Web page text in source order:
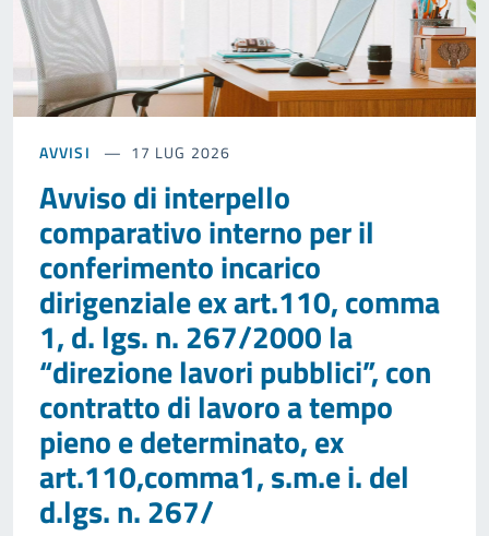
AVVISI 17 LUG 2026
Avviso di interpello
comparativo interno per il
conferimento incarico
dirigenziale ex art.110, comma
1, d. lgs. n. 267/2000 la
“direzione lavori pubblici”, con
contratto di lavoro a tempo
pieno e determinato, ex
art.110,comma1, s.m.e i. del
d.lgs. n. 267/